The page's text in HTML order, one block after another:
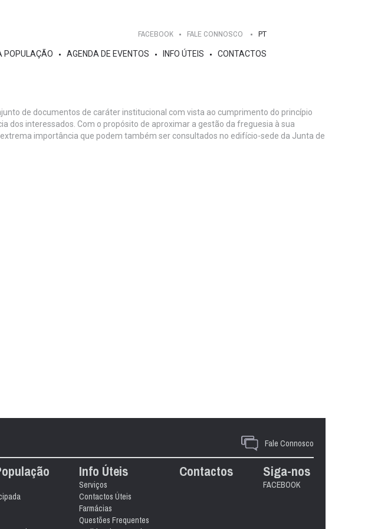
FACEBOOK FALE CONNOSCO PT
POPULAÇÃO AGENDA DE EVENTOS INFO ÚTEIS CONTACTOS
de documentos de caráter institucional com vista ao cumprimento do princípio
dos interessados. Com o propósito de aproximar a gestão da freguesia à sua
importância que podem também ser consultados no edifício-sede da Junta de
Fale Connosco
Info Úteis
Serviços
Contactos Úteis
Farmácias
Questões Frequentes
Contactos Siga-nos
FACEBOOK